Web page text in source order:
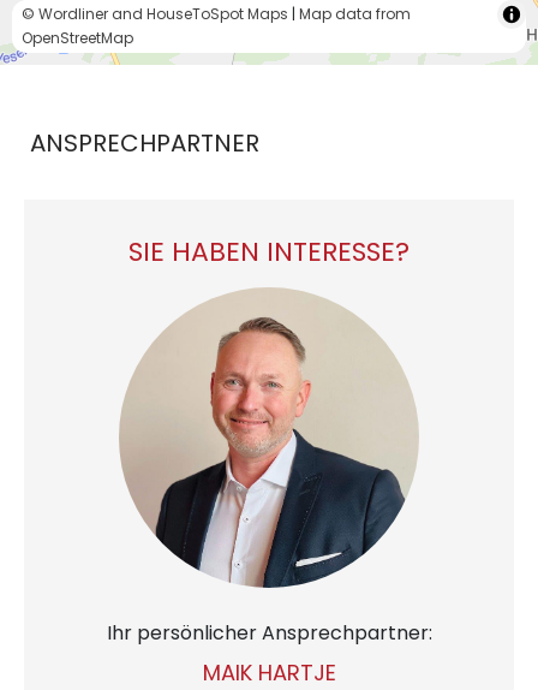
© Wordliner and HouseToSpot Maps | Map data from
OpenStreetMap
ANSPRECHPARTNER
SIE HABEN INTERESSE?
Ihr persönlicher Ansprechpartner:
MAIK HARTJE